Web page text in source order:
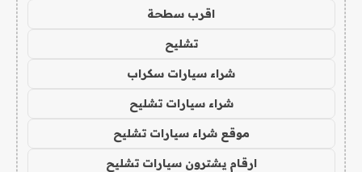
اقرب سطحة
تشليح
شراء سيارات سكراب
شراء سيارات تشليح
موقع شراء سيارات تشليح
ارقام يشترون سيارات تشليح